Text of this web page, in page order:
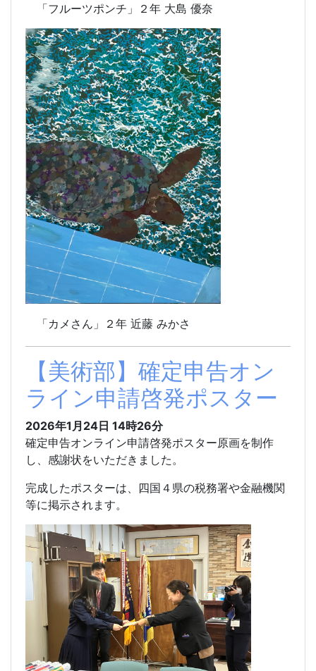
「フルーツポンチ」 ２年 大島 優奈
「カメさん」 ２年 近藤 みかさ
【美術部】確定申告オン
ライン申請啓発ポスター
2026年1月24日 14時26分
確定申告オンライン申請啓発ポスター原画を制作
し、感謝状をいただきました。
完成したポスターは、四国４県の税務署や金融機関
等に掲示されます。